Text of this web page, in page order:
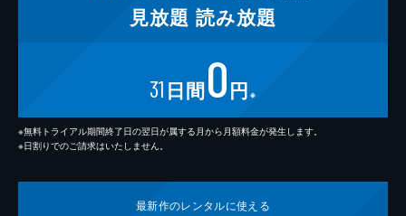
見放題 読み放題
31 日間0円 ※
※無料トライアル期間終了日の翌日が属する月から月額料金が発生します。
※日割りでのご請求はいたしません。
最新作のレンタルに使える